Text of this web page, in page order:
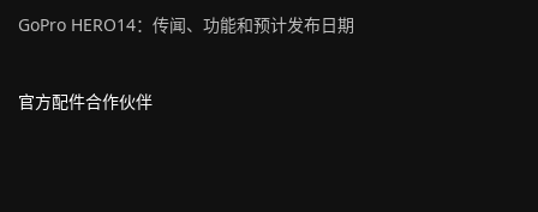
GoPro HERO14：传闻、功能和预计发布日期
官方配件合作伙伴